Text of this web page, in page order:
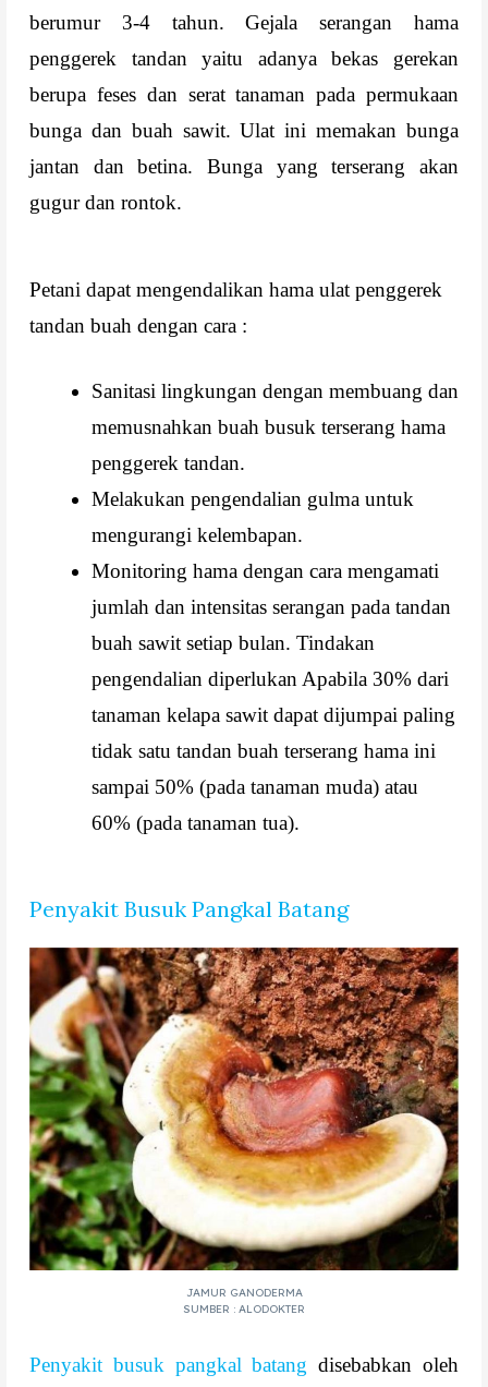
berumur 3-4 tahun. Gejala serangan hama
penggerek tandan yaitu adanya bekas gerekan
berupa feses dan serat tanaman pada permukaan
bunga dan buah sawit. Ulat ini memakan bunga
jantan dan betina. Bunga yang terserang akan
gugur dan rontok.
Petani dapat mengendalikan hama ulat penggerek
tandan buah dengan cara :
Sanitasi lingkungan dengan membuang dan
memusnahkan buah busuk terserang hama
penggerek tandan.
Melakukan pengendalian gulma untuk
mengurangi kelembapan.
Monitoring hama dengan cara mengamati
jumlah dan intensitas serangan pada tandan
buah sawit setiap bulan. Tindakan
pengendalian diperlukan Apabila 30% dari
tanaman kelapa sawit dapat dijumpai paling
tidak satu tandan buah terserang hama ini
sampai 50% (pada tanaman muda) atau
60% (pada tanaman tua).
Penyakit Busuk Pangkal Batang
JAMUR GANODERMA
SUMBER : ALODOKTER
Penyakit busuk pangkal batang disebabkan oleh